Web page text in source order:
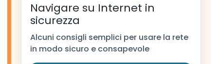
Navigare su Internet in
sicurezza
Alcuni consigli semplici per usare la rete
in modo sicuro e consapevole